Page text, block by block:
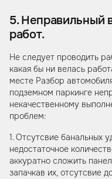
5. Неправильный
работ.
Не следует проводить
какая бы ни велась
месте Разбор
подземном паркинге
некачественному
проблем:
1. Отсутсвие банальных
недостаточное
аккуратно сложить
запачкав их, отсутсвие